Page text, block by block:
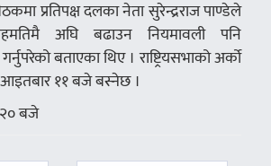
प्रतिपक्ष दलका नेता सुरेन्द्रराज पाण्डेले
सहमतिमै अघि बढाउन नियमावली पनि
बताएका थिए । राष्ट्रियसभाको अर्को
११ बजे बस्नेछ ।
बजे